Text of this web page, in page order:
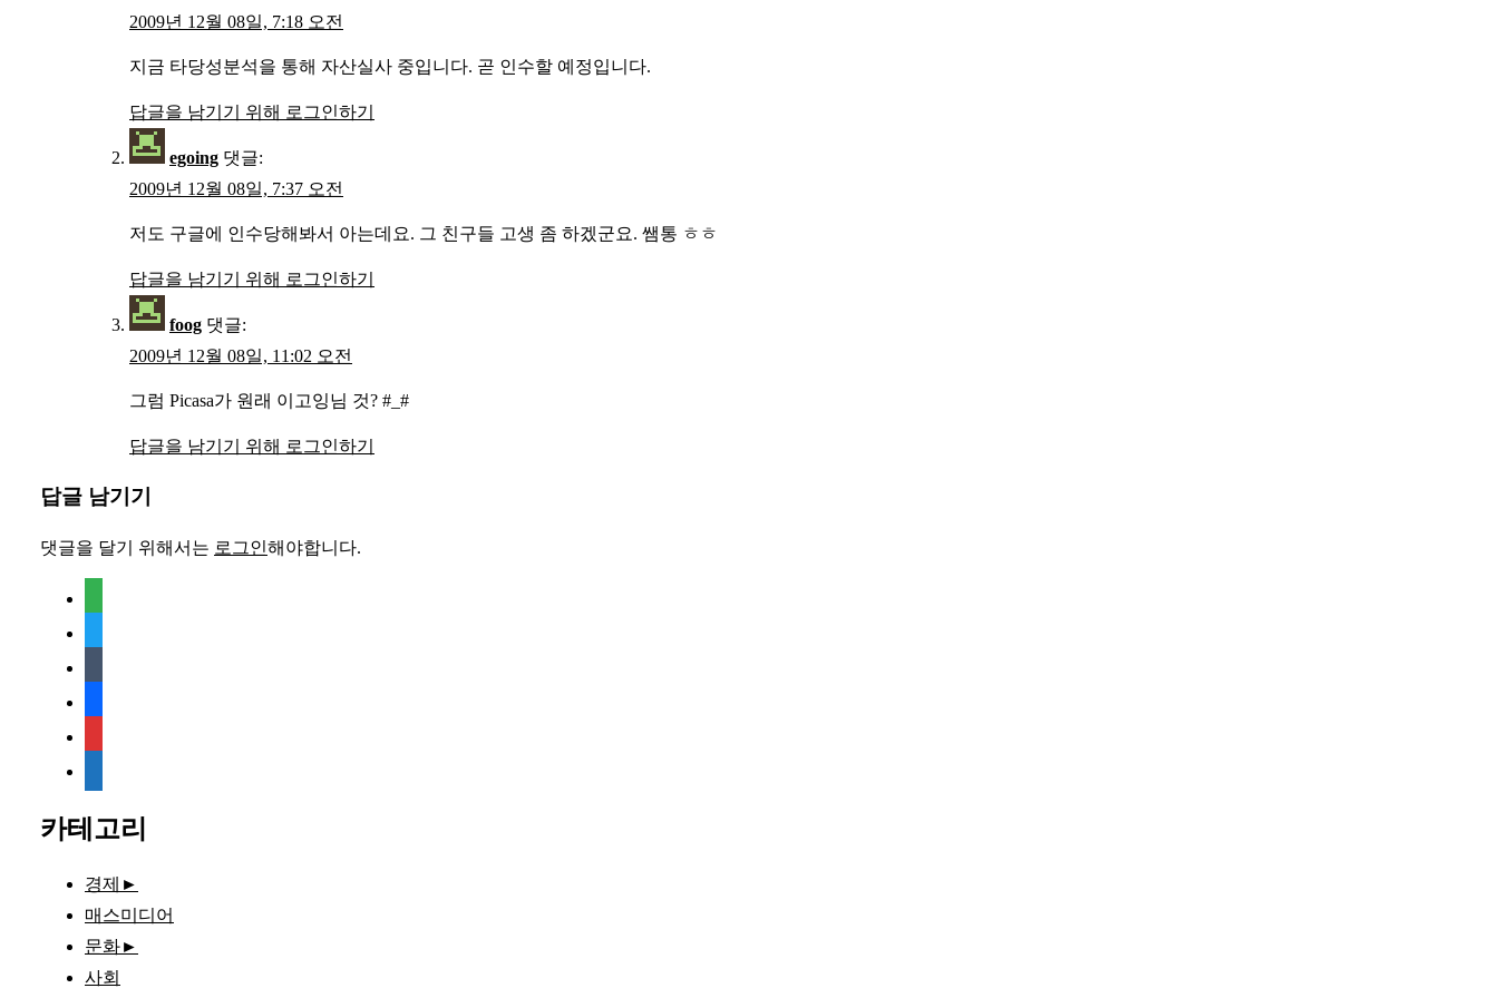
2009년 12월 08일, 7:18 오전
지금 타당성분석을 통해 자산실사 중입니다. 곧 인수할 예정입니다.
답글을 남기기 위해 로그인하기
egoing 댓글:
2009년 12월 08일, 7:37 오전
저도 구글에 인수당해봐서 아는데요. 그 친구들 고생 좀 하겠군요. 쌤통 ㅎㅎ
답글을 남기기 위해 로그인하기
foog 댓글:
2009년 12월 08일, 11:02 오전
그럼 Picasa가 원래 이고잉님 것? #_#
답글을 남기기 위해 로그인하기
답글 남기기
댓글을 달기 위해서는 로그인해야합니다.
카테고리
경제 ►
매스미디어
문화►
사회